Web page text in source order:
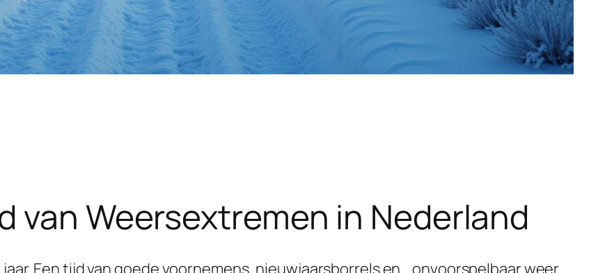
van Weersextremen in Nederland
Een tijd van goede voornemens, nieuwjaarsborrels en… onvoorspelbaar weer.